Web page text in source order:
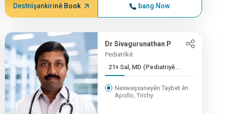
Destnîşankirinê Book bang Now
Dr Sivagurunathan P
Pediatrîkê
21+ Sal, MD (Pediatriyê...
Nexweşxaneyên Taybet ên
Apollo, Trichy